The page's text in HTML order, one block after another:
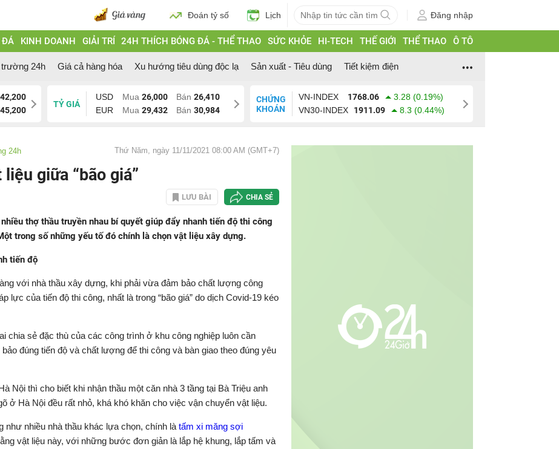
Đoán tỷ số Lịch Đăng nhập
ĐÁ KINH DOANH GIẢI TRÍ 24H THÍCH BÓNG ĐÁ - THỂ THAO SỨC KHỎE HI-TECH THẾ GIỚI THỂ THAO Ô TÔ
trường 24h Giá cả hàng hóa Xu hướng tiêu dùng độc lạ Sản xuất - Tiêu dùng Tiết kiệm điện
TỶ GIÁ
USD Mua 26,000 Bán 26,410
EUR
Mua 29,432 Bán 30,984
CHỨNG
KHOÁN
VN-INDEX 1768.06
3.28 (0.19%)
VN30-INDEX
1911.09 8.3 (0.44%)
24h Thứ Năm, ngày 11/11/2021 08:00 AM (GMT+7)
giữa “bão giá”
LƯU BÀI CHIA SẺ
thợ thầu truyền nhau bí quyết giúp đẩy nhanh tiến độ thi công
trong số những yếu tố đó chính là chọn vật liệu xây dựng.
tiến độ
với nhà thầu xây dựng, khi phải vừa đảm bảo chất lượng công
lực của tiến độ thi công, nhất là trong “bão giá” do dịch Covid-19 kéo
chia sẻ đặc thù của các công trình ở khu công nghiệp luôn cần
đúng tiến độ và chất lượng để thi công và bàn giao theo đúng yêu
Nội thì cho biết khi nhận thầu một căn nhà 3 tầng tại Bà Triệu anh
ở Hà Nội đều rất nhỏ, khá khó khăn cho việc vận chuyển vật liệu.
như nhiều nhà thầu khác lựa chọn, chính là tấm xi măng sợi
vật liệu này, với những bước đơn giản là lắp hệ khung, lắp tấm và